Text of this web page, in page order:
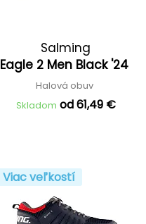
Salming
Eagle 2 Men Black '24
Halová obuv
Skladom od 61,49 €
Viac veľkostí